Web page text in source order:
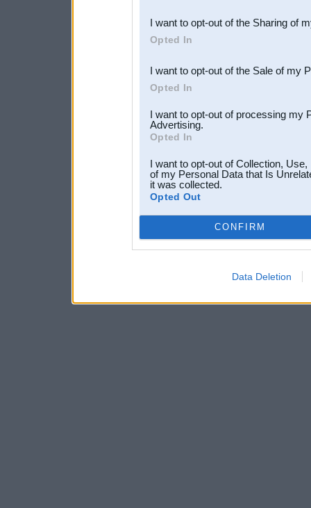
Downstream Participants
third parties.
I want to opt-out of the Sharing of
Opted In
I want to opt-out of the Sale of my
Opted In
I want to opt-out of processing my
Advertising.
Opted In
I want to opt-out of Collection,
of my Personal Data that Is
it was collected.
Opted Out
CONFIRM
Data Deletion